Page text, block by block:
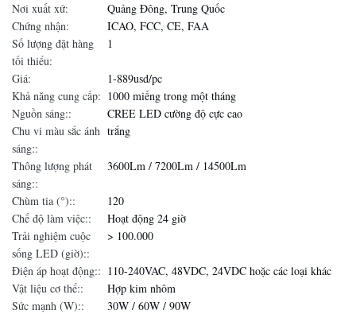
Nơi xuất xứ:
Quảng Đông, Trung Quốc
Chứng nhận:
ICAO, FCC, CE, FAA
Số lượng đặt hàng
tối thiểu:
1
Giá:
1-889usd/pc
Khả năng cung cấp: 1000 miếng trong một tháng
Nguồn sáng::
CREE LED cường độ cực cao
Chu vi màu sắc ánh
sáng::
trắng
Thông lượng phát
sáng::
3600Lm / 7200Lm / 14500Lm
Chùm tia (°)::
120
Chế độ làm việc::
Hoạt động 24 giờ
Trải nghiệm cuộc
sống LED (giờ)::
> 100.000
Điện áp hoạt động:: 110-240VAC, 48VDC, 24VDC hoặc các loại khác
Vật liệu cơ thể::
Hợp kim nhôm
Sức mạnh (W)::
30W / 60W / 90W